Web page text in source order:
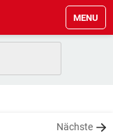
MENU
Nächste